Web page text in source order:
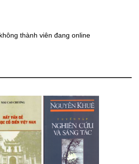
thành viên đang online